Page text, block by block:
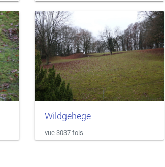
Wildgehege
vue 3037 fois